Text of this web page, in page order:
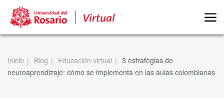
Inicio Blog Educación virtual
3 estrategias de
neuroaprendizaje: cómo se implementa en las aulas colombianas